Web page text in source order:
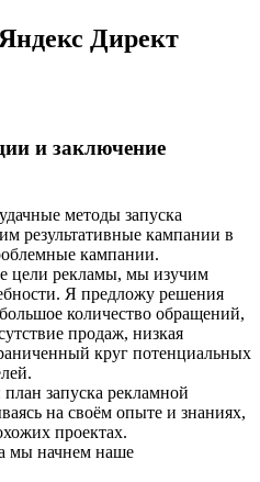
Директ
и заключение
методы запуска
результативные кампании в
кампании.
цели рекламы, мы изучим
Я предложу решения
количество обращений,
продаж, низкая
круг потенциальных
запуска рекламной
на своём опыте и знаниях,
проектах.
мы начнем наше